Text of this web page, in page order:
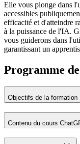
Elle vous plonge dans
accessibles
efficacité et d'atteindre
à la puissance de l'IA.
vous guiderons dans
garantissant un
Programme
Objectifs de la formation
Contenu du cours